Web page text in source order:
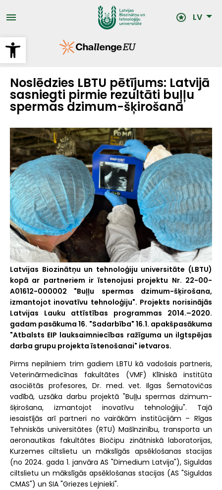
Open toolbar
uz
galveno LV
Noslēdzies LBTU pētījums: Latvijā
sasniegti pirmie rezultāti buļļu
spermas dzimum-šķirošanā
Latvijas Biozinātņu un tehnoloģiju universitāte (LBTU)
kopā ar partneriem ir īstenojusi projektu Nr. 22-00-
A01612-000002 "Buļļu spermas dzimum-šķirošana,
izmantojot inovatīvu tehnoloģiju". Projekts norisinājās
Latvijas Lauku attīstības programmas 2014.–2020.
gadam pasākuma 16. "Sadarbība" 16.1. apakšpasākuma
"Atbalsts EIP lauksaimniecības ražīguma un ilgtspējas
darba grupu projekta īstenošanai" ietvaros.
Pirms nepilniem trim gadiem LBTU kā vadošais partneris,
Veterinārmedicīnas fakultātes (VMF) Klīniskā institūta
asociētās profesores, Dr. med. vet. Ilgas Šematovičas
vadībā, uzsāka darbu projektā "Buļļu spermas dzimum-
šķirošana, izmantojot inovatīvu tehnoloģiju". Tajā
iesaistījās arī partneri no vairākām institūcijām – Rīgas
Tehniskās universitātes (RTU) Mašīnzinību, transporta un
aeronautikas fakultātes Biočipu zinātniskā laboratorijas,
Kurzemes ciltslietu un mākslīgās apsēklošanas stacijas
(no 2024. gada 1. janvāra AS "Dimedium Latvija"), Siguldas
ciltslietu un mākslīgās apsēklošanas stacijas (AS "Siguldas
CMAS") un SIA "Griezes Lejnieki".